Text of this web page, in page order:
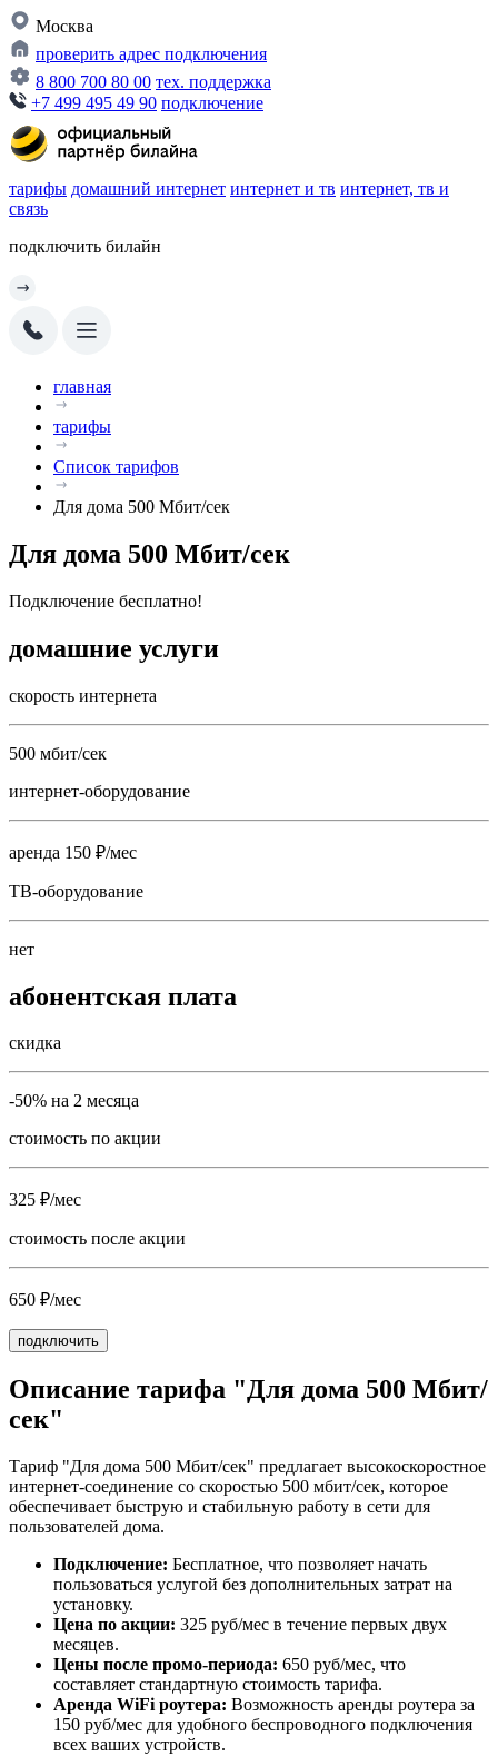
Москва
проверить адрес подключения
8 800 700 80 00 тех. поддержка
+7 499 495 49 90 подключение
тарифы домашний интернет интернет и тв интернет, тв и
связь
подключить билайн
главная
тарифы
Список тарифов
Для дома 500 Мбит/сек
Для дома 500 Мбит/сек
Подключение бесплатно!
домашние услуги
скорость интернета
500 мбит/сек
интернет-оборудование
аренда 150 ₽/мес
ТВ-оборудование
нет
абонентская плата
скидка
-50% на 2 месяца
стоимость по акции
325 ₽/мес
стоимость после акции
650 ₽/мес
подключить
Описание тарифа "Для дома 500 Мбит/
сек"
Тариф "Для дома 500 Мбит/сек" предлагает высокоскоростное
интернет-соединение со скоростью 500 мбит/сек, которое
обеспечивает быструю и стабильную работу в сети для
пользователей дома.
Подключение: Бесплатное, что позволяет начать
пользоваться услугой без дополнительных затрат на
установку.
Цена по акции: 325 руб/мес в течение первых двух
месяцев.
Цены после промо-периода: 650 руб/мес, что
составляет стандартную стоимость тарифа.
Аренда WiFi роутера: Возможность аренды роутера за
150 руб/мес для удобного беспроводного подключения
всех ваших устройств.